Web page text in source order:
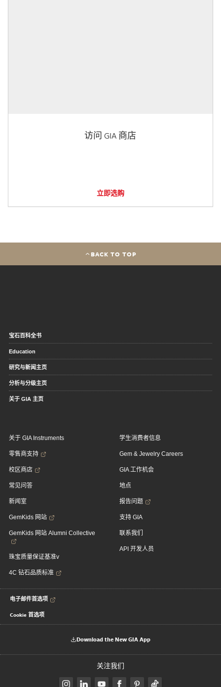
访问 GIA 商店
立即选购
BACK TO TOP
宝石百科全书
Education
研究与新闻主页
分析与分级主页
关于 GIA 主页
关于 GIA Instruments
零售商支持
校区商店
常见问答
新闻室
GemKids 网站
GemKids 网站 Alumni Collective
珠宝质量保证基准v
4C 钻石品质标准
学生消费者信息
Gem & Jewelry Careers
GIA 工作机会
地点
报告问题
支持 GIA
联系我们
API 开发人员
电子邮件首选项
Cookie 首选项
Download the New GIA App
关注我们